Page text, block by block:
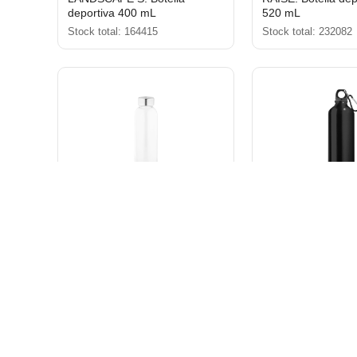
deportiva 400 mL
Stock total: 164415
520 mL
Stock total: 232082